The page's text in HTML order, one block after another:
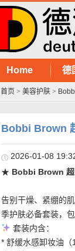
Home 德
首页 > 美容护肤 >
Bobbi Brown
2026-01-08
★ Bobbi Brown 超
告别干燥、紧绷的
季护肤必备套装，
套装内含：
* 舒缓水感卸妆油